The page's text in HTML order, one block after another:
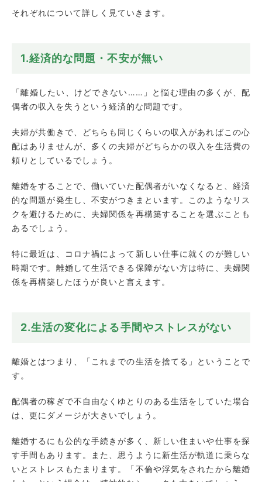
それぞれについて詳しく見ていきます。
1.経済的な問題・不安が無い
「離婚したい、けどできない……」と悩む理由の多くが、配
偶者の収入を失うという経済的な問題です。
夫婦が共働きで、どちらも同じくらいの収入があればこの心
配はありませんが、多くの夫婦がどちらかの収入を生活費の
頼りとしているでしょう。
離婚をすることで、働いていた配偶者がいなくなると、経済
的な問題が発生し、不安がつきまといます。このようなリス
クを避けるために、夫婦関係を再構築することを選ぶことも
あるでしょう。
特に最近は、コロナ禍によって新しい仕事に就くのが難しい
時期です。離婚して生活できる保障がない方は特に、夫婦関
係を再構築したほうが良いと言えます。
2.生活の変化による手間やストレスがない
離婚とはつまり、「これまでの生活を捨てる」ということで
す。
配偶者の稼ぎで不自由なくゆとりのある生活をしていた場合
は、更にダメージが大きいでしょう。
離婚するにも公的な手続きが多く、新しい住まいや仕事を探
す手間もあります。また、思うように新生活が軌道に乗らな
いとストレスもたまります。「不倫や浮気をされたから離婚